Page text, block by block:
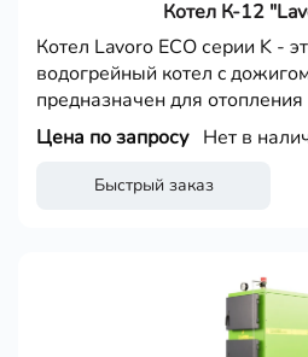
Котел К-12
Котел Lavoro ECO серии K -
водогрейный котел c
предназначен для
Быстрый заказ
Цена по запросу Нет в